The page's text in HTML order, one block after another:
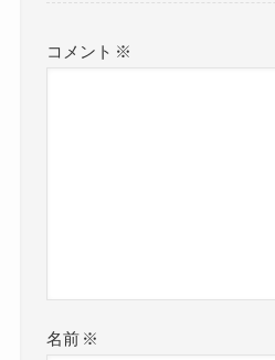
コメント ※
名前※